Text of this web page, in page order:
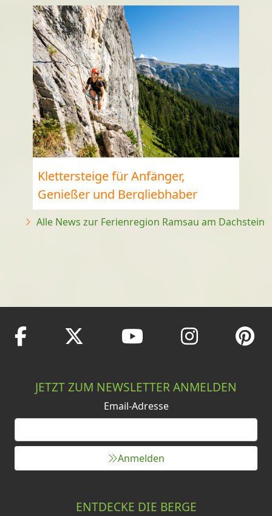
Klettersteige für Anfänger,
Genießer und Bergliebhaber
Alle News zur Ferienregion Ramsau am Dachstein
JETZT ZUM NEWSLETTER ANMELDEN
Email-Adresse
Anmelden
ENTDECKE DIE BERGE